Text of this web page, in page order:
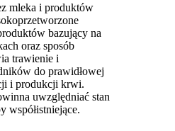
mleka i produktów
bazujący na
oraz sposób
trawienie i
do prawidłowej
i produkcji krwi.
uwzględniać stan
współistniejące.